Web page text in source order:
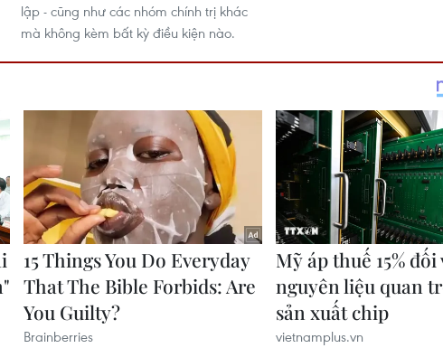
lập - cũng như các nhóm chính trị khác
mà không kèm bất kỳ điều kiện nào.